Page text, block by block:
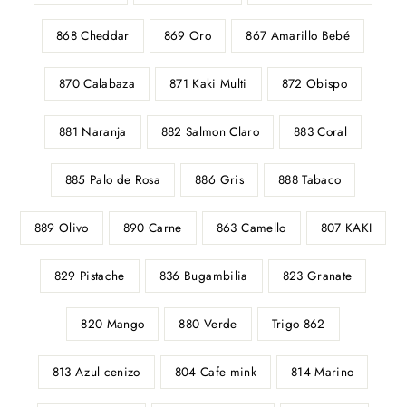
868 Cheddar 869 Oro 867 Amarillo Bebé
870 Calabaza 871 Kaki Multi 872 Obispo
881 Naranja 882 Salmon Claro 883 Coral
885 Palo de Rosa 886 Gris 888 Tabaco
889 Olivo 890 Carne 863 Camello 807 KAKI
829 Pistache 836 Bugambilia 823 Granate
820 Mango 880 Verde Trigo 862
813 Azul cenizo 804 Cafe mink 814 Marino